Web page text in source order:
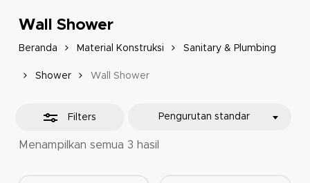
Wall Shower
Beranda Material Konstruksi Sanitary & Plumbing
Shower Wall Shower
Filters
Menampilkan semua 3 hasil
Pengurutan standar